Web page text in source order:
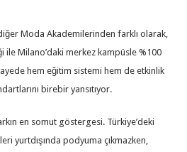
Moda Akademilerinden farklı olarak,
ile Milano’daki merkez kampüsle %100
hem eğitim sistemi hem de etkinlik
birebir yansıtıyor.
en somut göstergesi. Türkiye’deki
yurtdışında podyuma çıkmazken,